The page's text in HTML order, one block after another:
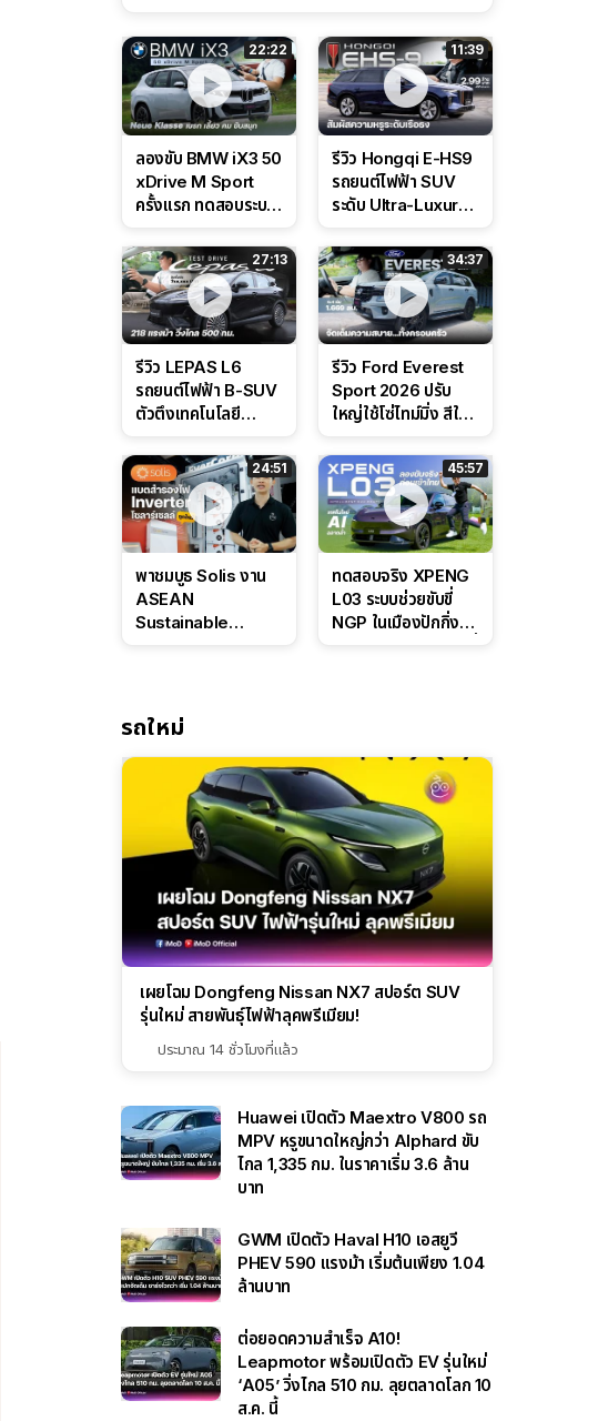
22:22
ลองขับ BMW iX3 50
xDrive M Sport
ครั้งแรก ทดสอบระบบ
Performance แบบ
จัดเต็มในสนาม
11:39
รีวิว Hongqi E-HS9
รถยนต์ไฟฟ้า SUV
ระดับ Ultra-Luxury
CDC นุ่มหนึบเหนือ
ระดับ
27:13
รีวิว LEPAS L6
รถยนต์ไฟฟ้า B-SUV
ตัวตึงเทคโนโลยี
ล่างหนึบ ลุ้นราคา 7
แสนต้น
34:37
รีวิว Ford Everest
Sport 2026 ปรับ
ใหญ่ใช้โซ่ไทม์มิ่ง สีใหม่
ดุดันสไตล์ครอบครัว
สายลุย
24:51
พาชมบูธ Solis งาน
ASEAN
Sustainable
IntelliHouse และ
EverCORE โซลูชัน
ESS ครบวงจร
45:57
ทดสอบจริง XPENG
L03 ระบบช่วยขับขี่
NGP ในเมืองปักกิ่ง
รถใหม่
เผยโฉม Dongfeng Nissan NX7 สปอร์ต SUV
รุ่นใหม่ สายพันธุ์ไฟฟ้าลุคพรีเมียม!
ประมาณ 14 ชั่วโมงที่แล้ว
Huawei เปิดตัว Maextro V800 รถ
MPV หรูขนาดใหญ่กว่า Alphard ขับ
ไกล 1,335 กม. ในราคาเริ่ม 3.6 ล้าน
บาท
GWM เปิดตัว Haval H10 เอสยูวี
PHEV 590 แรงม้า เริ่มต้นเพียง 1.04
ล้านบาท
ต่อยอดความสำเร็จ A10!
Leapmotor พร้อมเปิดตัว EV รุ่นใหม่
‘A05’ วิ่งไกล 510 กม. ลุยตลาดโลก 10
ส.ค. นี้